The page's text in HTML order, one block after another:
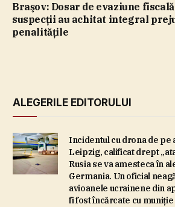
Braşov: Dosar de evaziune
suspecţii au achitat integral
penalităţile
ALEGERILE EDITORULUI
Incidentul cu drona de
Leipzig, calificat drept
Rusia se va amesteca în
Germania. Un oficial
avioanele ucrainene din
fi fost încărcate cu muniţie